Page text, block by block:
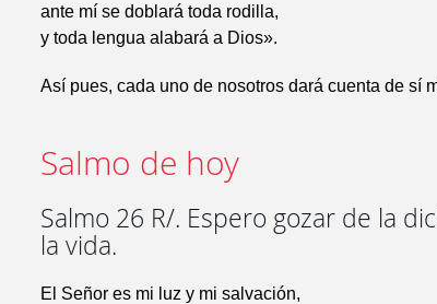
ante mí se doblará toda rodilla,
y toda lengua alabará a Dios».
Así pues, cada uno de nosotros dará cuenta de sí
Salmo de hoy
Salmo 26 R/. Espero gozar de la
la vida.
El Señor es mi luz y mi salvación,